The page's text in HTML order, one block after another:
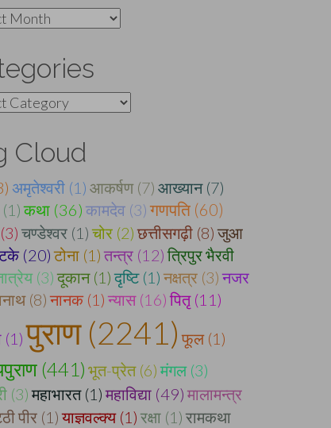
Cloud
अमृतेश्वरी (1) आकर्षण (7) आख्यान (7)
कथा (36) कामदेव (3) गणपति (60)
चण्डेश्वर (1) चोर (2) छत्तीसगढ़ी (8) जुआ
(20) टोना (1) तन्त्र (12) त्रिपुर भैरवी
(3) दूकान (1) दृष्टि (1) नक्षत्र (3) नजर
(8) नानक (1) न्यास (16) पितृ (11)
(1) पुराण (2241) फूल (1)
(441) भूत-प्रेत (6) मंगल (3)
(3) महाभारत (1) महाविद्या (49) मालामन्त्र
पीर (1) याज्ञवल्क्य (1) रक्षा (1) रामकथा